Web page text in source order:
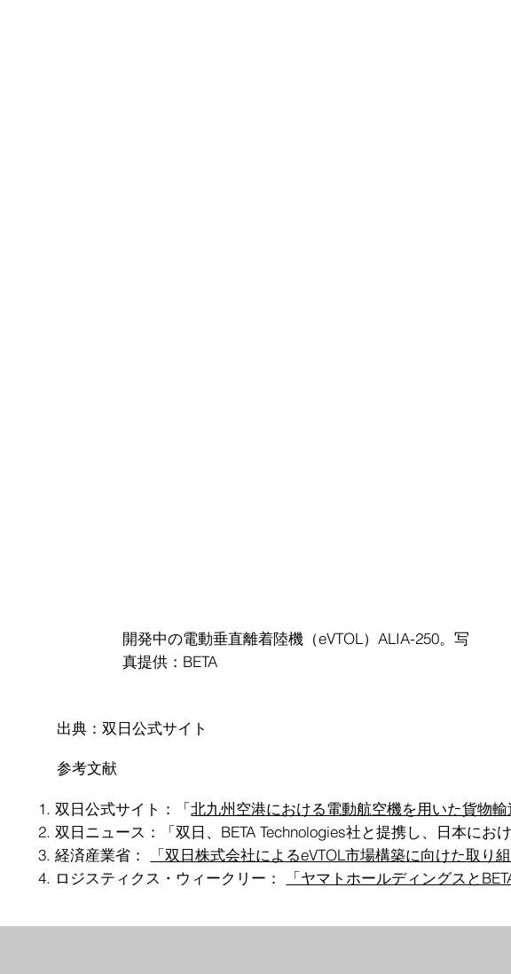
開発中の電動垂直離着陸機（eVTOL）ALIA-250。写
真提供：BETA
出典：双日公式サイト
参考文献
双日公式サイト：「北九州空港における電動航空機を用いた貨物
双日ニュース：「双日、BETA Technologies社と提携し、日本にお
経済産業省：
「双日株式会社によるeVTOL市場構築に向けた取り組
ロジスティクス・ウィークリー：
「ヤマトホールディングスと